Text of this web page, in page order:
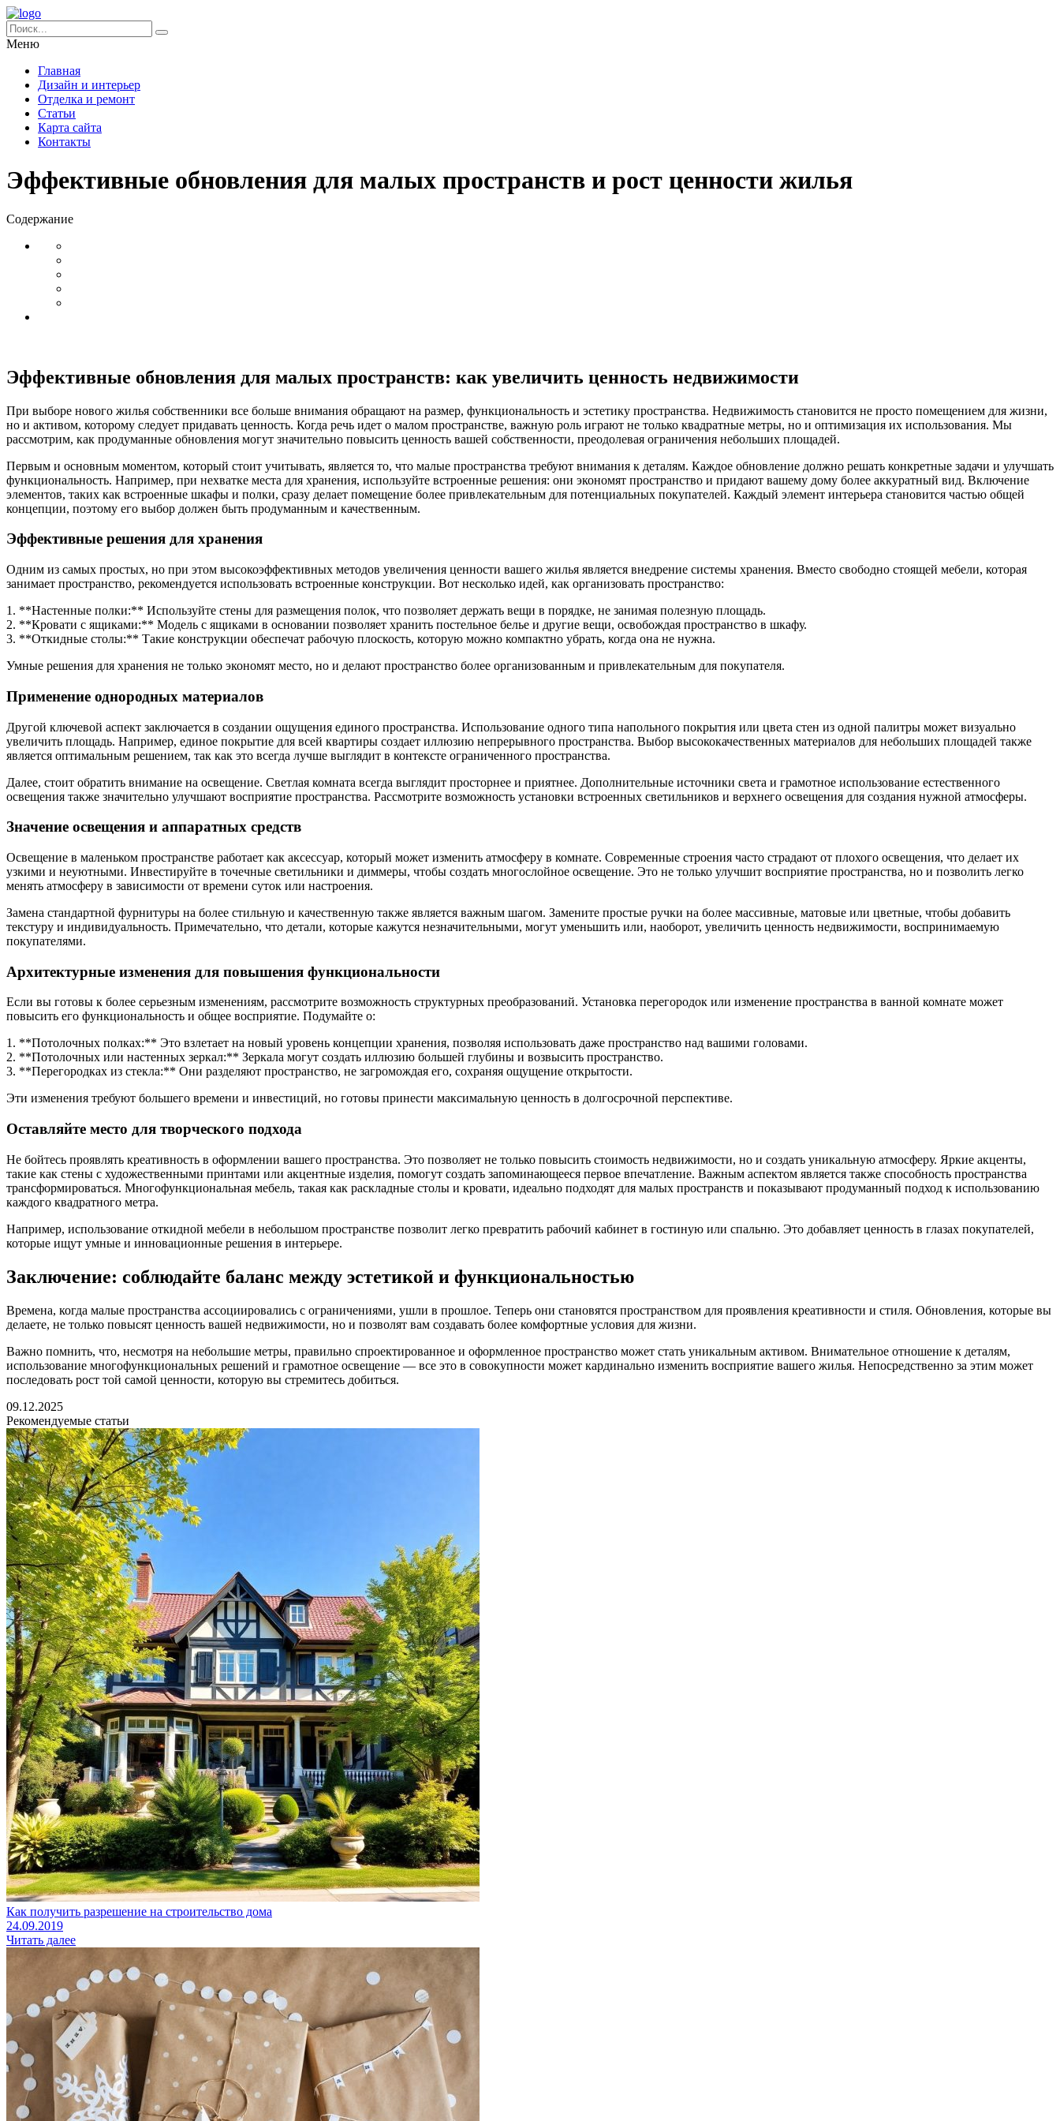
Меню
Главная
Дизайн и интерьер
Отделка и ремонт
Статьи
Карта сайта
Контакты
Эффективные обновления для малых пространств и рост ценности жилья
Содержание
Эффективные обновления для малых пространств: как увеличить ценность недвижимости
При выборе нового жилья собственники все больше внимания обращают на размер, функциональность и эстетику пространства. Недвижимость становится не просто помещением для жизни,
но и активом, которому следует придавать ценность. Когда речь идет о малом пространстве, важную роль играют не только квадратные метры, но и оптимизация их использования. Мы
рассмотрим, как продуманные обновления могут значительно повысить ценность вашей собственности, преодолевая ограничения небольших площадей.
Первым и основным моментом, который стоит учитывать, является то, что малые пространства требуют внимания к деталям. Каждое обновление должно решать конкретные задачи и улучшать
функциональность. Например, при нехватке места для хранения, используйте встроенные решения: они экономят пространство и придают вашему дому более аккуратный вид. Включение
элементов, таких как встроенные шкафы и полки, сразу делает помещение более привлекательным для потенциальных покупателей. Каждый элемент интерьера становится частью общей
концепции, поэтому его выбор должен быть продуманным и качественным.
Эффективные решения для хранения
Одним из самых простых, но при этом высокоэффективных методов увеличения ценности вашего жилья является внедрение системы хранения. Вместо свободно стоящей мебели, которая
занимает пространство, рекомендуется использовать встроенные конструкции. Вот несколько идей, как организовать пространство:
1. **Настенные полки:** Используйте стены для размещения полок, что позволяет держать вещи в порядке, не занимая полезную площадь.
2. **Кровати с ящиками:** Модель с ящиками в основании позволяет хранить постельное белье и другие вещи, освобождая пространство в шкафу.
3. **Откидные столы:** Такие конструкции обеспечат рабочую плоскость, которую можно компактно убрать, когда она не нужна.
Умные решения для хранения не только экономят место, но и делают пространство более организованным и привлекательным для покупателя.
Применение однородных материалов
Другой ключевой аспект заключается в создании ощущения единого пространства. Использование одного типа напольного покрытия или цвета стен из одной палитры может визуально
увеличить площадь. Например, единое покрытие для всей квартиры создает иллюзию непрерывного пространства. Выбор высококачественных материалов для небольших площадей также
является оптимальным решением, так как это всегда лучше выглядит в контексте ограниченного пространства.
Далее, стоит обратить внимание на освещение. Светлая комната всегда выглядит просторнее и приятнее. Дополнительные источники света и грамотное использование естественного
освещения также значительно улучшают восприятие пространства. Рассмотрите возможность установки встроенных светильников и верхнего освещения для создания нужной атмосферы.
Значение освещения и аппаратных средств
Освещение в маленьком пространстве работает как аксессуар, который может изменить атмосферу в комнате. Современные строения часто страдают от плохого освещения, что делает их
узкими и неуютными. Инвестируйте в точечные светильники и диммеры, чтобы создать многослойное освещение. Это не только улучшит восприятие пространства, но и позволить легко
менять атмосферу в зависимости от времени суток или настроения.
Замена стандартной фурнитуры на более стильную и качественную также является важным шагом. Замените простые ручки на более массивные, матовые или цветные, чтобы добавить
текстуру и индивидуальность. Примечательно, что детали, которые кажутся незначительными, могут уменьшить или, наоборот, увеличить ценность недвижимости, воспринимаемую
покупателями.
Архитектурные изменения для повышения функциональности
Если вы готовы к более серьезным изменениям, рассмотрите возможность структурных преобразований. Установка перегородок или изменение пространства в ванной комнате может
повысить его функциональность и общее восприятие. Подумайте о:
1. **Потолочных полках:** Это взлетает на новый уровень концепции хранения, позволяя использовать даже пространство над вашими головами.
2. **Потолочных или настенных зеркал:** Зеркала могут создать иллюзию большей глубины и возвысить пространство.
3. **Перегородках из стекла:** Они разделяют пространство, не загромождая его, сохраняя ощущение открытости.
Эти изменения требуют большего времени и инвестиций, но готовы принести максимальную ценность в долгосрочной перспективе.
Оставляйте место для творческого подхода
Не бойтесь проявлять креативность в оформлении вашего пространства. Это позволяет не только повысить стоимость недвижимости, но и создать уникальную атмосферу. Яркие акценты,
такие как стены с художественными принтами или акцентные изделия, помогут создать запоминающееся первое впечатление. Важным аспектом является также способность пространства
трансформироваться. Многофункциональная мебель, такая как раскладные столы и кровати, идеально подходят для малых пространств и показывают продуманный подход к использованию
каждого квадратного метра.
Например, использование откидной мебели в небольшом пространстве позволит легко превратить рабочий кабинет в гостиную или спальню. Это добавляет ценность в глазах покупателей,
которые ищут умные и инновационные решения в интерьере.
Заключение: соблюдайте баланс между эстетикой и функциональностью
Времена, когда малые пространства ассоциировались с ограничениями, ушли в прошлое. Теперь они становятся пространством для проявления креативности и стиля. Обновления, которые вы
делаете, не только повысят ценность вашей недвижимости, но и позволят вам создавать более комфортные условия для жизни.
Важно помнить, что, несмотря на небольшие метры, правильно спроектированное и оформленное пространство может стать уникальным активом. Внимательное отношение к деталям,
использование многофункциональных решений и грамотное освещение — все это в совокупности может кардинально изменить восприятие вашего жилья. Непосредственно за этим может
последовать рост той самой ценности, которую вы стремитесь добиться.
09.12.2025
Рекомендуемые статьи
Как получить разрешение на строительство дома
24.09.2019
Читать далее